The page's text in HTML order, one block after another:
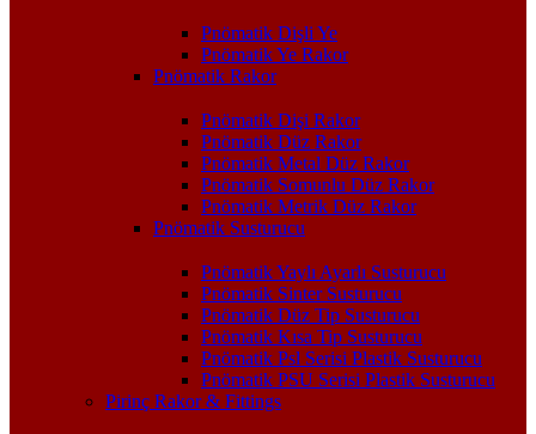
Pnömatik Dişli Ye
Pnömatik Ye Rakor
Pnömatik Rakor
Pnömatik Dişi Rakor
Pnömatik Düz Rakor
Pnömatik Metal Düz Rakor
Pnömatik Somunlu Düz Rakor
Pnömatik Metrik Düz Rakor
Pnömatik Susturucu
Pnömatik Yaylı Ayarlı Susturucu
Pnömatik Sinter Susturucu
Pnömatik Düz Tip Susturucu
Pnömatik Kısa Tip Susturucu
Pnömatik Psl Serisi Plastik Susturucu
Pnömatik PSU Serisi Plastik Susturucu
Pirinç Rakor & Fittings